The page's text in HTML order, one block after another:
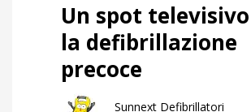
Un spot
la defibrillazione
precoce
Sunnext Defibrillatori